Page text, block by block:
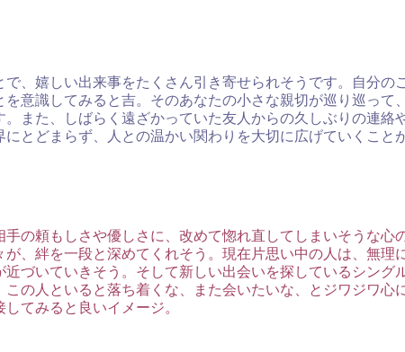
、嬉しい出来事をたくさん引き寄せられそうです。自分の
意識してみると吉。そのあなたの小さな親切が巡り巡って
また、しばらく遠ざかっていた友人からの久しぶりの連
とどまらず、人との温かい関わりを大切に広げていくこ
の頼もしさや優しさに、改めて惚れ直してしまいそうな心
、絆を一段と深めてくれそう。現在片思い中の人は、無
づいていきそう。そして新しい出会いを探しているシング
の人といると落ち着くな、また会いたいな、とジワジワ
てみると良いイメージ。